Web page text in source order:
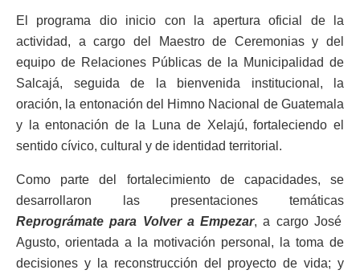
El programa dio inicio con la apertura oficial de la
actividad, a cargo del Maestro de Ceremonias y del
equipo de Relaciones Públicas de la Municipalidad de
Salcajá, seguida de la bienvenida institucional, la
oración, la entonación del Himno Nacional de Guatemala
y la entonación de la Luna de Xelajú, fortaleciendo el
sentido cívico, cultural y de identidad territorial.
Como parte del fortalecimiento de capacidades, se
desarrollaron las presentaciones temáticas
Reprográmate para Volver a Empezar, a cargo José
Agusto, orientada a la motivación personal, la toma de
decisiones y la reconstrucción del proyecto de vida; y